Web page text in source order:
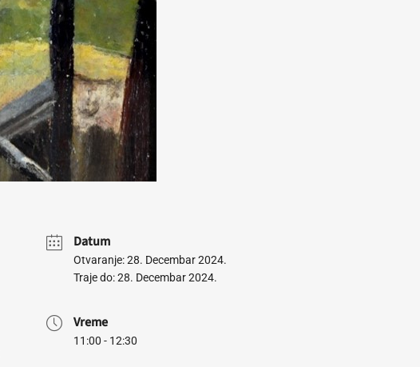
Datum
Otvaranje: 28. Decembar 2024.
Traje do: 28. Decembar 2024.
Vreme
11:00 - 12:30